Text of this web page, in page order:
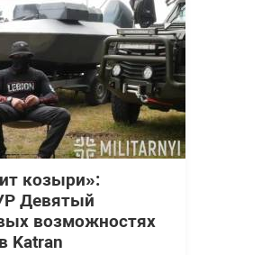
козыри»:
Девятый
возможностях
Katran